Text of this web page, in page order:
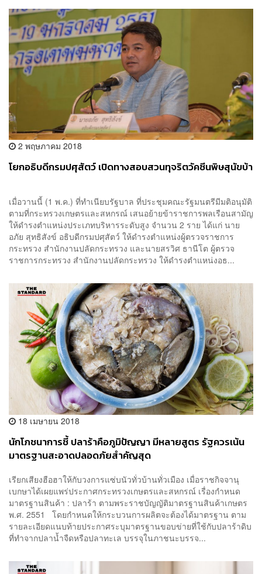
2 พฤษภาคม 2018
โยกอธิบดีกรมปศุสัตว์ เปิดทางสอบสวนทุจริตวัคซีนพิษสุนัขบ้า
เมื่อวานนี้ (1 พ.ค.) ที่ทำเนียบรัฐบาล ที่ประชุมคณะรัฐมนตรีมีมติอนุมัติ
ตามที่กระทรวงเกษตรและสหกรณ์ เสนอย้ายข้าราชการพลเรือนสามัญ
ให้ดำรงตำแหน่งประเภทบริหารระดับสูง จำนวน 2 ราย ได้แก่ นาย
อภัย สุทธิสังข์ อธิบดีกรมปศุสัตว์ ให้ดำรงตำแหน่งผู้ตรวจราชการ
กระทรวง สำนักงานปลัดกระทรวง และนายสรวิศ ธานีโต ผู้ตรวจ
ราชการกระทรวง สำนักงานปลัดกระทรวง ให้ดำรงตำแหน่งอธ...
18 เมษายน 2018
นักโภชนาการชี้ ปลาร้าคือภูมิปัญญา มีหลายสูตร รัฐควรเน้น
มาตรฐานสะอาดปลอดภัยสำคัญสุด
เรียกเสียงฮือฮาให้กับวงการแซ่บนัวทั่วบ้านทั่วเมือง เมื่อราชกิจจานุ
เบกษาได้เผยแพร่ประกาศกระทรวงเกษตรและสหกรณ์ เรื่องกำหนด
มาตรฐานสินค้า : ปลาร้า ตามพระราชบัญญัติมาตรฐานสินค้าเกษตร
พ.ศ. 2551 โดยกำหนดให้กระบวนการผลิตจะต้องได้มาตรฐาน ตาม
รายละเอียดแนบท้ายประกาศระบุมาตรฐานขอบข่ายที่ใช้กับปลาร้าดิบ
ที่ทำจากปลาน้ำจืดหรือปลาทะเล บรรจุในภาชนะบรรจ...